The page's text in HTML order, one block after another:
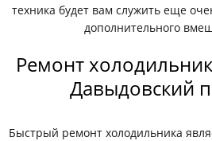
техника будет вам служить еще
дополнительного
Ремонт
Давыдовский
Быстрый ремонт холодильника